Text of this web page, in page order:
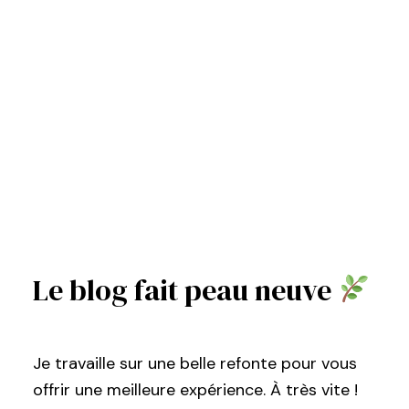
Le blog fait peau neuve
Je travaille sur une belle refonte pour vous
offrir une meilleure expérience. À très vite !